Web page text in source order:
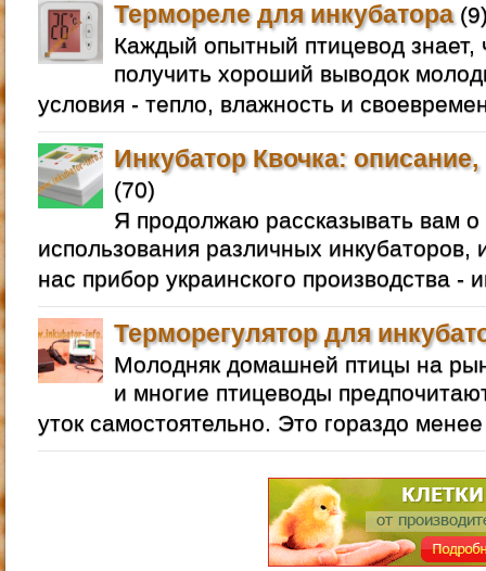
Термореле для инкубатора
Каждый опытный птицевод знает,
получить хороший выводок
условия - тепло, влажность и
Инкубатор Квочка:
(70)
Я продолжаю рассказывать вам
использования различных инкубаторов,
нас прибор украинского производства -
Терморегулятор для
Молодняк домашней птицы на
и многие птицеводы
уток самостоятельно. Это гораздо